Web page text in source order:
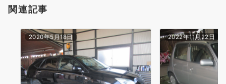
関連記事
2020年5月18日 2022年11月22日